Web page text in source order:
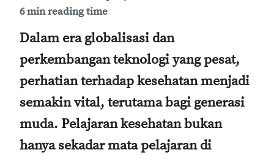
6 min reading time
Dalam era globalisasi dan
perkembangan teknologi yang pesat,
perhatian terhadap kesehatan menjadi
semakin vital, terutama bagi generasi
muda. Pelajaran kesehatan bukan
hanya sekadar mata pelajaran di